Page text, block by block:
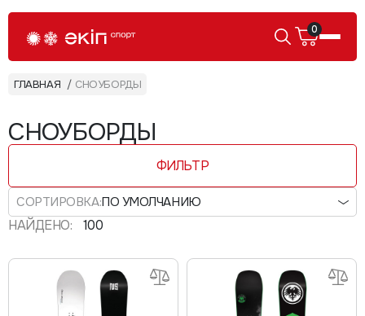
0
ГЛАВНАЯ СНОУБОРДЫ
СНОУБОРДЫ
ФИЛЬТР
СОРТИРОВКА:ПО УМОЛЧАНИЮ
НАЙДЕНО: 100